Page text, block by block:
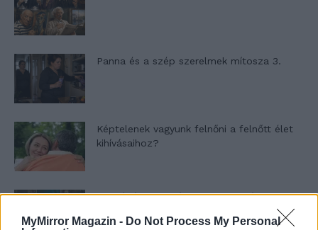
MyMirror Magazin - Do Not Process My Personal
Panna és a szép szerelmek mítosza 3.
Képtelenek vagyunk felnőni a felnőtt élet
kihívásaihoz?
Altatógázos rablások Olaszországban